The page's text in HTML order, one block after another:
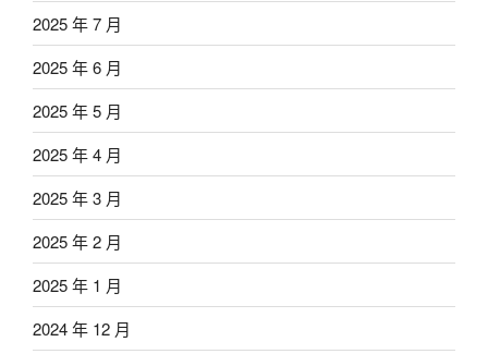
2025 年 7 月
2025 年 6 月
2025 年 5 月
2025 年 4 月
2025 年 3 月
2025 年 2 月
2025 年 1 月
2024 年 12 月